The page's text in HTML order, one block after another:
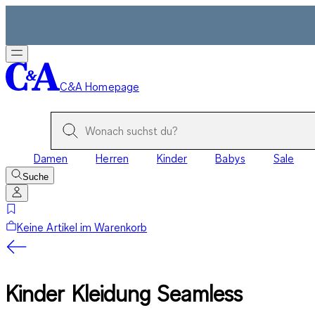
C&A Homepage
Damen Herren Kinder Babys Sale
Suche
Keine Artikel im Warenkorb
Kinder Kleidung Seamless